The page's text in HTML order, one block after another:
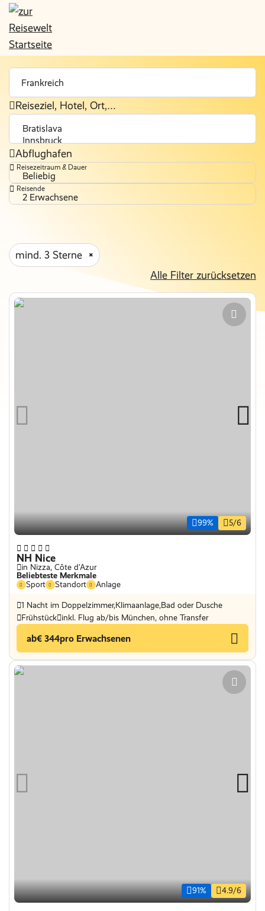
Reiseziel, Hotel, Ort,…
Abflughafen
Reisezeitraum & Dauer
Beliebig
Reisende
2 Erwachsene
mind. 3 Sterne
Alle Filter zurücksetzen
99% 5/6
NH Nice
in Nizza, Côte d'Azur
Beliebteste Merkmale
Sport
Standort Anlage
1 Nacht im Doppelzimmer,Klimaanlage,Bad oder Dusche
Frühstück inkl. Flug ab/bis München, ohne Transfer
ab€ 344pro Erwachsenen
91% 4.9/6